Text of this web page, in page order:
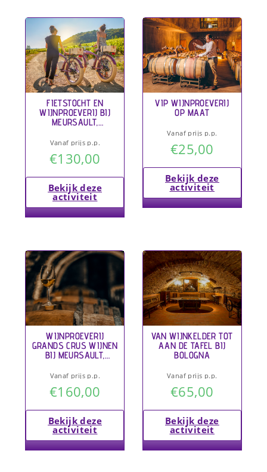
FIETSTOCHT EN
WIJNPROEVERIJ BIJ
MEURSAULT,
Vanaf prijs p.p.
€130,00
Bekijk deze
activiteit
VIP WIJNPROEVERIJ
OP MAAT
Vanaf prijs p.p.
€25,00
Bekijk deze
activiteit
WIJNPROEVERIJ
GRANDS CRUS WIJNEN
BIJ MEURSAULT,
Vanaf prijs p.p.
€160,00
Bekijk deze
activiteit
VAN WIJNKELDER TOT
AAN DE TAFEL BIJ
BOLOGNA
Vanaf prijs p.p.
€65,00
Bekijk deze
activiteit